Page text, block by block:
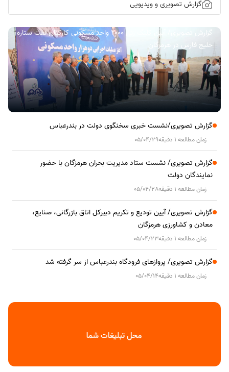
گزارش تصویری و ویدیویی
گزارش تصویری/ آیین کلنگ زنی ۲۰۰۰ واحد مسکونی کارکنان نفت ستاره
خلیج فارس در هرمزگان
گزارش تصویری/نشست خبری سخنگوی دولت در بندرعباس
زمان مطالعه 1 دقیقه 05/04/29
گزارش تصویری/ نشست ستاد مدیریت بحران هرمزگان با حضور
نمایندگان دولت
زمان مطالعه 1 دقیقه 05/04/28
گزارش تصویری/ آیین تودیع و تکریم دبیرکل اتاق بازرگانی، صنایع،
معادن و کشاورزی هرمزگان
زمان مطالعه 1 دقیقه 05/04/23
گزارش تصویری/ پروازهای فرودگاه بندرعباس از سر گرفته شد
زمان مطالعه 1 دقیقه 05/04/14